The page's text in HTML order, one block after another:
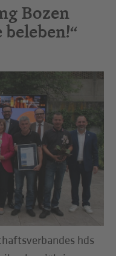
Bozen
hds